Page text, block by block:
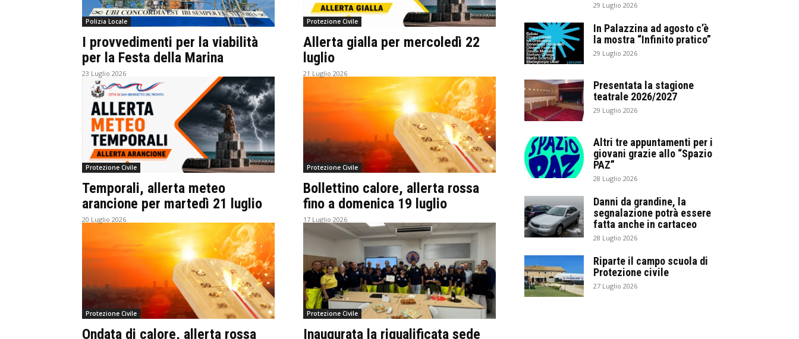
Polizia Locale
I provvedimenti per la viabilità
per la Festa della Marina
23 Luglio 2026
Protezione Civile
Allerta gialla per mercoledì 22
luglio
21 Luglio 2026
Protezione Civile
Temporali, allerta meteo
arancione per martedì 21 luglio
20 Luglio 2026
Protezione Civile
Bollettino calore, allerta rossa
fino a domenica 19 luglio
17 Luglio 2026
Protezione Civile
Ondata di calore, allerta rossa
Protezione Civile
Inaugurata la riqualificata sede
29 Luglio 2026
In Palazzina ad agosto c’è
la mostra “Infinito pratico”
29 Luglio 2026
Presentata la stagione
teatrale 2026/2027
29 Luglio 2026
Altri tre appuntamenti per i
giovani grazie allo “Spazio
PAZ”
28 Luglio 2026
Danni da grandine, la
segnalazione potrà essere
fatta anche in cartaceo
28 Luglio 2026
Riparte il campo scuola di
Protezione civile
27 Luglio 2026